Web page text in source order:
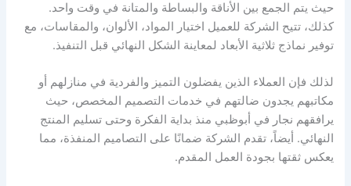
حيث يتم الجمع بين الأناقة والبساطة والمتانة في وقت واحد.
كذلك، تتيح الشركة للعميل اختيار المواد، الألوان، والمقاسات، مع
توفير نماذج ثلاثية الأبعاد لمعاينة الشكل النهائي قبل التنفيذ.
لذلك فإن العملاء الذين يفضلون التميز والفردية في منازلهم أو
مكاتبهم يجدون ضالتهم في خدمات التصميم المخصص، حيث
يرافقهم نجار في أبوظبي منذ بداية الفكرة وحتى تسليم المنتج
النهائي. أيضاً، تقدم الشركة ضمانًا على التصاميم المنفذة، مما
يعكس ثقتها بجودة العمل المقدم.